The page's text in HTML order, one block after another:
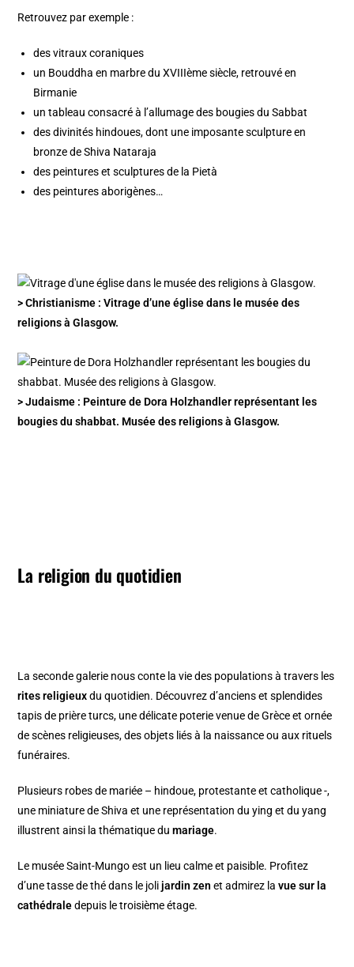
Retrouvez par exemple :
des vitraux coraniques
un Bouddha en marbre du XVIIIème siècle, retrouvé en
Birmanie
un tableau consacré à l’allumage des bougies du Sabbat
des divinités hindoues, dont une imposante sculpture en
bronze de Shiva Nataraja
des peintures et sculptures de la Pietà
des peintures aborigènes…
> Christianisme : Vitrage d’une église dans le musée des
religions à Glasgow.
> Judaisme : Peinture de Dora Holzhandler représentant les
bougies du shabbat. Musée des religions à Glasgow.
La religion du quotidien
La seconde galerie nous conte la vie des populations à travers les
rites religieuxdu quotidien. Découvrez d’anciens et splendides
tapis de prière turcs, une délicate poterie venue de Grèce et ornée
de scènes religieuses, des objets liés à la naissance ou aux rituels
funéraires.
Plusieurs robes de mariée – hindoue, protestante et catholique -,
une miniature de Shiva et une représentation du ying et du yang
illustrent ainsi la thématique dumariage.
Le musée Saint-Mungo est un lieu calme et paisible. Profitez
d’une tasse de thé dans le jolijardin zen et admirez lavue sur la
cathédraledepuis le troisième étage.